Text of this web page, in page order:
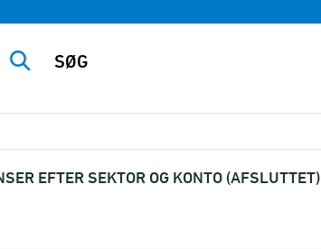
EFTER SEKTOR OG KONTO (AFSLUTTET)